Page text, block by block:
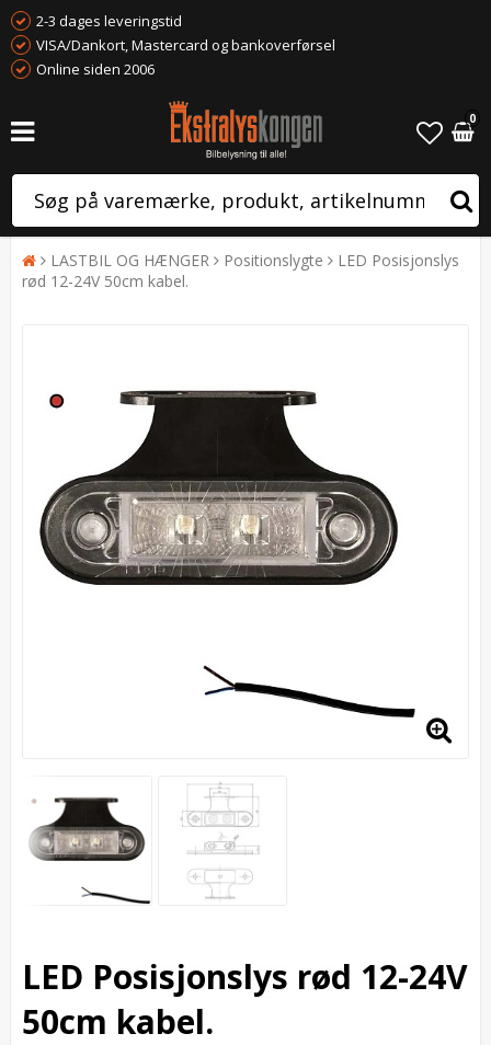
2-3 dages leveringstid
VISA/Dankort, Mastercard og bankoverførsel
Online siden 2006
0
LASTBIL OG HÆNGER Positionslygte
LED Posisjonslys
rød 12-24V 50cm kabel.
LED Posisjonslys rød 12-24V
50cm kabel.